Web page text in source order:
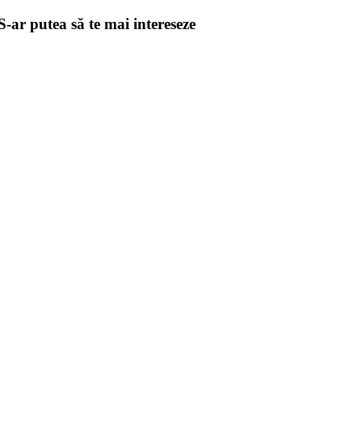
ar putea să te mai intereseze